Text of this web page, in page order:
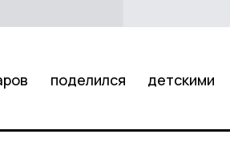
поделился детскими